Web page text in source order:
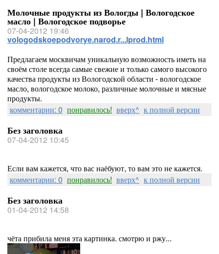
Молочные продукты из Вологды | Вологодское
масло | Вологодское подворье
07-04-2012 19:46
vologodskoepodvorye.narod.r...lprod.html
Предлагаем москвичам уникальную возможность иметь на
своём столе всегда самые свежие и только самого высокого
качества продукты из Вологодской области - вологодское
масло, вологодское молоко, различные молочные и мясные
продукты.
комментарии: 0 понравилось! вверх^ к полной версии
Без заголовка
07-04-2012 10:45
Если вам кажется, что вас наёбуют, то вам это не кажется. ​
комментарии: 0 понравилось! вверх^ к полной версии
Без заголовка
01-04-2012 14:58
чёта прибила меня эта картинка. смотрю и ржу...